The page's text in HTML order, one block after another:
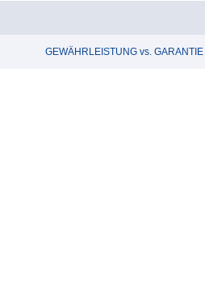
GEWÄHRLEISTUNG vs. GARANTIE